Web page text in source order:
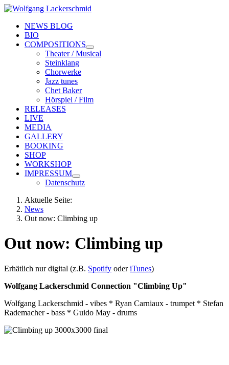
NEWS BLOG
BIO
COMPOSITIONS
Theater / Musical
Steinklang
Chorwerke
Jazz tunes
Chet Baker
Hörspiel / Film
RELEASES
LIVE
MEDIA
GALLERY
BOOKING
SHOP
WORKSHOP
IMPRESSUM
Datenschutz
Aktuelle Seite:
News
Out now: Climbing up
Out now: Climbing up
Erhätlich nur digital (z.B. Spotify oderiTunes)
Wolfgang Lackerschmid Connection "Climbing Up"
Wolfgang Lackerschmid - vibes * Ryan Carniaux - trumpet * Stefan
Rademacher - bass * Guido May - drums